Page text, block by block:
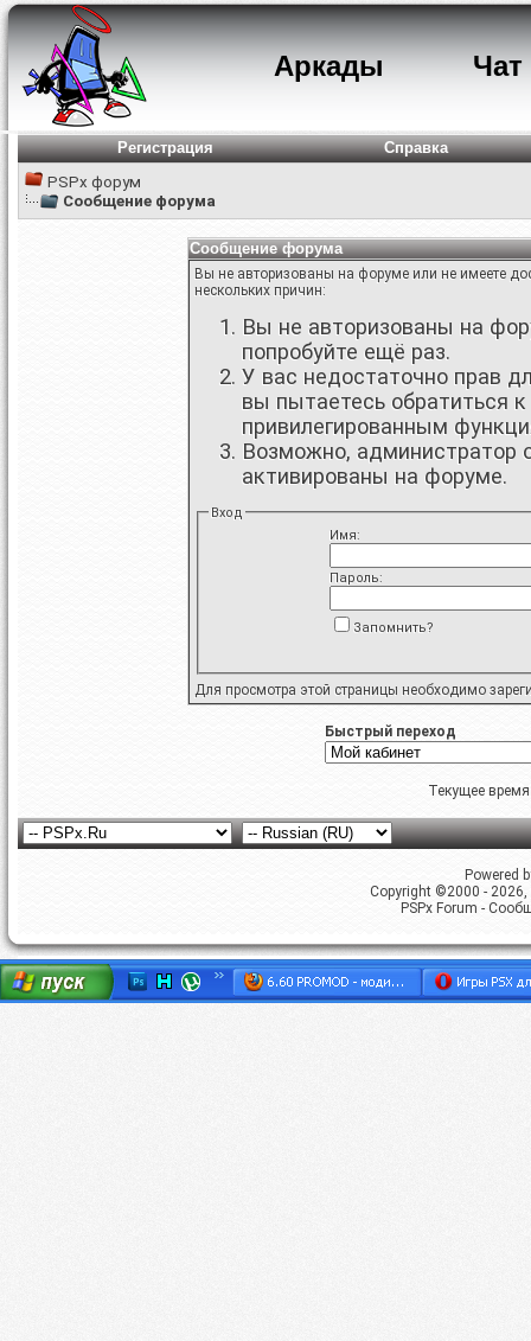
Аркады Чат
Регистрация
Справка
PSPx форум
Сообщение форума
Сообщение форума
Вы не авторизованы на форуме или не имеете
нескольких причин:
Вы не авторизованы на
попробуйте ещё раз.
У вас недостаточно прав
вы пытаетесь обратиться
привилегированным
Возможно, администратор
активированы на форуме.
Вход
Имя:
Пароль:
Запомнить?
Для просмотра этой страницы необходимо
Быстрый переход
Текущее
Powered
Copyright ©2000 -
PSPx Forum -